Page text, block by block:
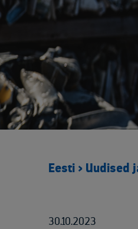
Eesti > Uudised
30.10.2023